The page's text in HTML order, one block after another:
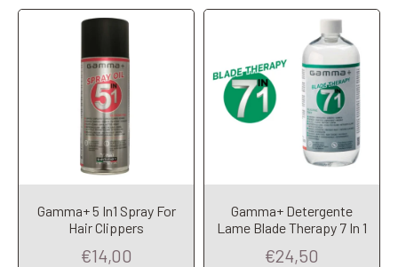
Gamma+ 5 In1 Spray For
Hair Clippers
€14,00
Gamma+ Detergente
Lame Blade Therapy 7 In 1
€24,50
Add to Cart Add to Cart